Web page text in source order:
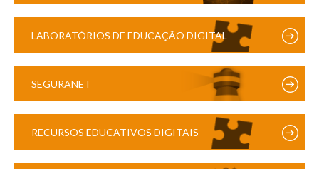
LABORATÓRIOS DE EDUCAÇÃO DIGITAL
SEGURANET
RECURSOS EDUCATIVOS DIGITAIS